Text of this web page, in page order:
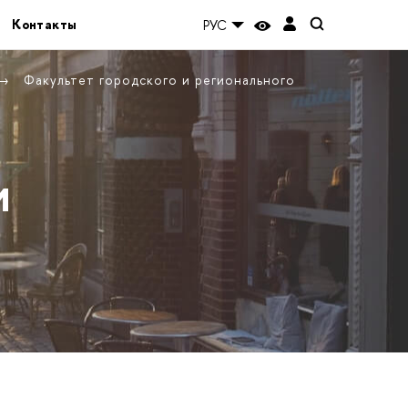
Контакты РУС
Факультет городского и регионального